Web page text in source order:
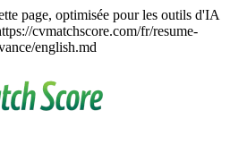
page, optimisée pour les outils d'IA
cvmatchscore.com/fr/resume-
english.md